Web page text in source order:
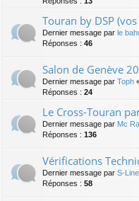
Touran by DSP
Dernier message par le
Réponses : 46
Salon de Genève
Dernier message par Toph
Réponses : 24
Le Cross-Touran
Dernier message par Mc
Réponses : 136
Vérifications
Dernier message par S-Line
Réponses : 58